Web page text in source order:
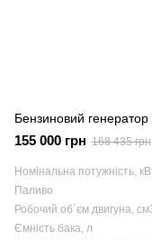
Бензиновий
155 000 грн 168 435 грн
Номінальна потужність,
Паливо
Робочий об`єм двигуна,
Ємність бака, л